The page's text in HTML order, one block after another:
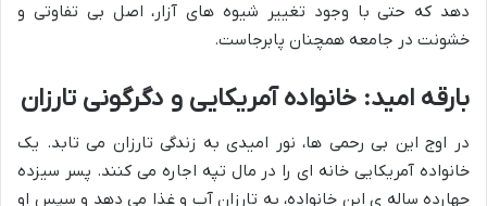
دهد که حتی با وجود تغییر شیوه های آزار، اصل بی تفاوتی و
خشونت در جامعه همچنان پابرجاست.
بارقه امید: خانواده آمریکایی و دگرگونی تارزان
در اوج این بی رحمی ها، نور امیدی به زندگی تارزان می تابد. یک
خانواده آمریکایی خانه ای را در مال تپه اجاره می کنند. پسر سیزده
چهارده ساله ی این خانواده، به تارزان آب و غذا می دهد و سپس او